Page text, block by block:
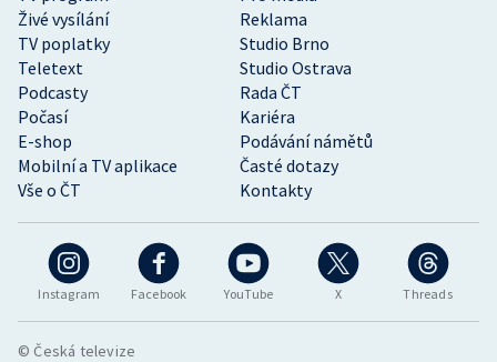
Instagram Facebook YouTube X Threads
Živé vysílání
Reklama
TV poplatky
Studio Brno
Teletext
Studio Ostrava
Podcasty
Rada ČT
Počasí
Kariéra
E-shop
Podávání námětů
Mobilní a TV aplikace
Časté dotazy
Vše o ČT
Kontakty
© Česká televize